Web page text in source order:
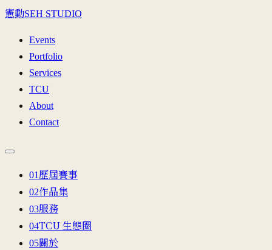
憲動SEH STUDIO
Events
Portfolio
Services
TCU
About
Contact
01 歷屆賽事
02作品集
03服務
04TCU 生態圈
05關於